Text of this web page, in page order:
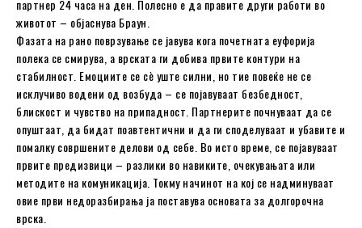
партнер 24 часа на ден. Полесно е да правите други работи во
животот – објаснува Браун.
Фазата на рано поврзување се јавува кога почетната еуфорија
полека се смирува, а врската ги добива првите контури на
стабилност. Емоциите се сè уште силни, но тие повеќе не се
исклучиво водени од возбуда – се појавуваат безбедност,
блискост и чувство на припадност. Партнерите почнуваат да се
опуштаат, да бидат поавтентични и да ги споделуваат и убавите и
помалку совршените делови од себе. Во исто време, се појавуваат
првите предизвици – разлики во навиките, очекувањата или
методите на комуникација. Токму начинот на кој се надминуваат
овие први недоразбирања ја поставува основата за долгорочна
врска.